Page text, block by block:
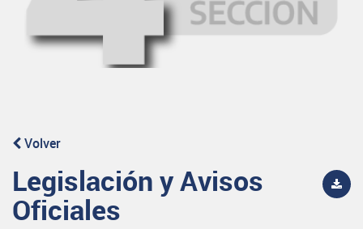
Volver
Legislación y Avisos
Oficiales